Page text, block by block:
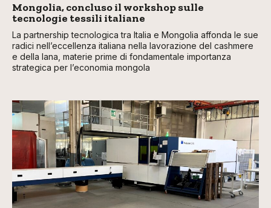
Mongolia, concluso il workshop sulle
tecnologie tessili italiane
La partnership tecnologica tra Italia e Mongolia affonda le sue
radici nell’eccellenza italiana nella lavorazione del cashmere
e della lana, materie prime di fondamentale importanza
strategica per l’economia mongola